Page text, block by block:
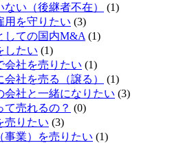
い（後継者不在）
(1)
用を守りたい (3)
しての国内M&A (1)
したい (1)
会社を売りたい (1)
社を売る（譲る）
(1)
会社と一緒になりたい (3)
て売れるの？ (0)
売りたい (3)
事業）を売りたい (1)